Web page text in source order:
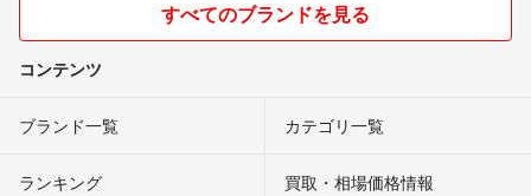
すべてのブランドを見る
コンテンツ
ブランド一覧 カテゴリ一覧
ランキング 買取・相場価格情報